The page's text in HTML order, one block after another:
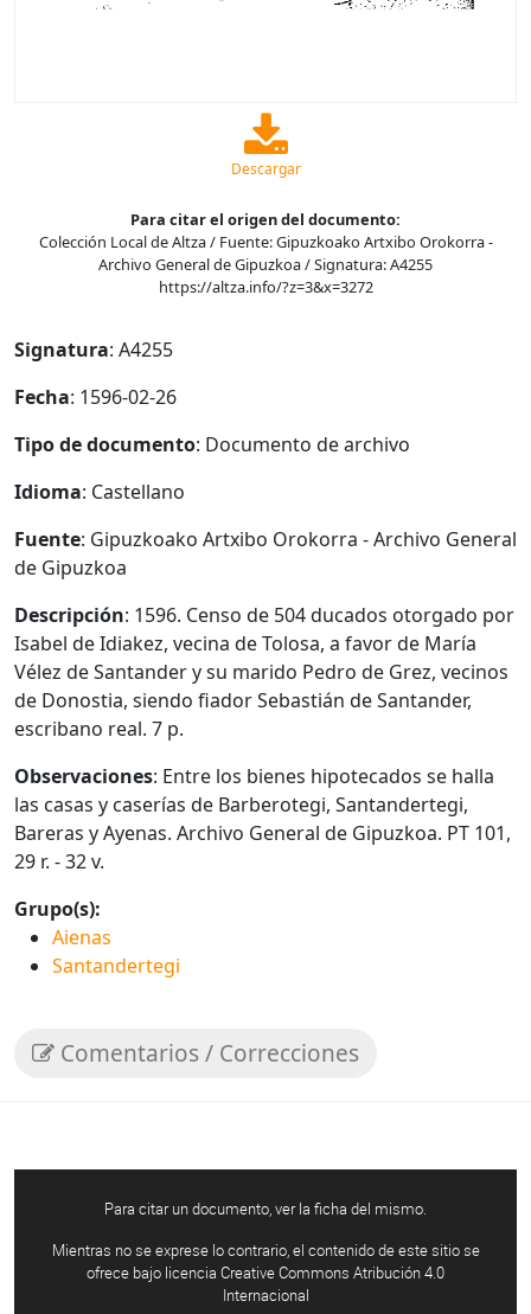
Descargar
Para citar el origen del documento:
Colección Local de Altza / Fuente: Gipuzkoako Artxibo Orokorra -
Archivo General de Gipuzkoa / Signatura: A4255
https://altza.info/?z=3&x=3272
Signatura: A4255
Fecha: 1596-02-26
Tipo de documento: Documento de archivo
Idioma: Castellano
Fuente: Gipuzkoako Artxibo Orokorra - Archivo General
de Gipuzkoa
Descripción: 1596. Censo de 504 ducados otorgado por
Isabel de Idiakez, vecina de Tolosa, a favor de María
Vélez de Santander y su marido Pedro de Grez, vecinos
de Donostia, siendo fiador Sebastián de Santander,
escribano real. 7 p.
Observaciones: Entre los bienes hipotecados se halla
las casas y caserías de Barberotegi, Santandertegi,
Bareras y Ayenas. Archivo General de Gipuzkoa. PT 101,
29 r. - 32 v.
Grupo(s):
Aienas
Santandertegi
Comentarios / Correcciones
Para citar un documento, ver la ficha del mismo.
Mientras no se exprese lo contrario, el contenido de este sitio se
ofrece bajo licencia Creative Commons Atribución 4.0
Internacional